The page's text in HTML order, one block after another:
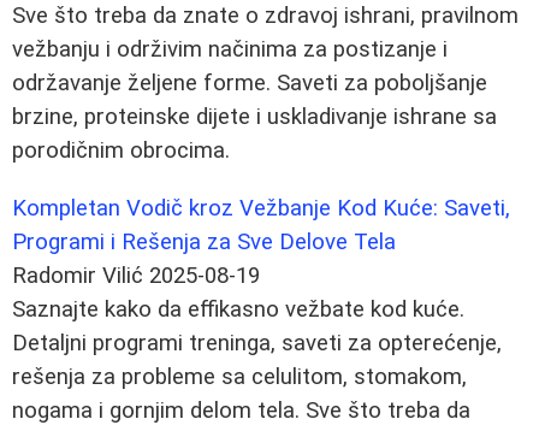
Sve što treba da znate o zdravoj ishrani, pravilnom
vežbanju i održivim načinima za postizanje i
održavanje željene forme. Saveti za poboljšanje
brzine, proteinske dijete i uskladivanje ishrane sa
porodičnim obrocima.
Kompletan Vodič kroz Vežbanje Kod Kuće: Saveti,
Programi i Rešenja za Sve Delove Tela
Radomir Vilić 2025-08-19
Saznajte kako da effikasno vežbate kod kuće.
Detaljni programi treninga, saveti za opterećenje,
rešenja za probleme sa celulitom, stomakom,
nogama i gornjim delom tela. Sve što treba da